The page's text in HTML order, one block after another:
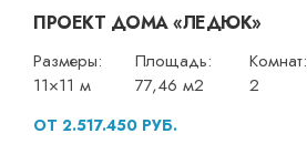
ПРОЕКТ ДОМА «ЛЕДЮК»
Размеры:
11×11 м
Площадь:
77,46 м2
Комнат:
2
ОТ 2.517.450 РУБ.